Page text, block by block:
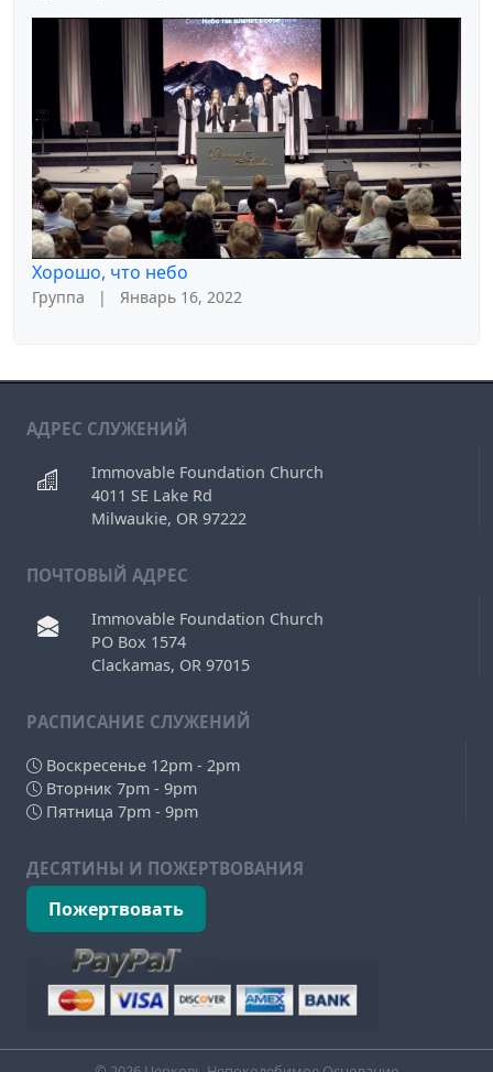
Хорошо, что небо
Группа | Январь 16, 2022
АДРЕС СЛУЖЕНИЙ
Immovable Foundation Church
4011 SE Lake Rd
Milwaukie, OR 97222
ПОЧТОВЫЙ АДРЕС
Immovable Foundation Church
PO Box 1574
Clackamas, OR 97015
РAСПИСАНИЕ СЛУЖЕНИЙ
Воскресенье 12pm - 2pm
Вторник 7pm - 9pm
Пятница 7pm - 9pm
ДЕСЯТИНЫ И ПОЖЕРТВОВАНИЯ
Пожертвовать